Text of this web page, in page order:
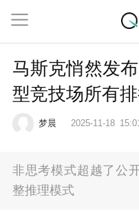
马斯克悄然发
型竞技场所有
梦晨 2025-11-18
非思考模式超越了公
整推理模式